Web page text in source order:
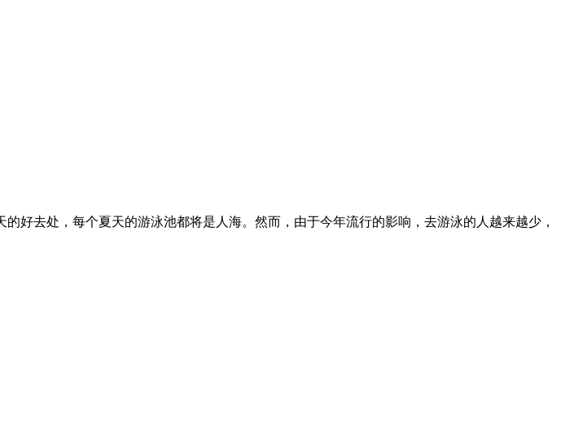
好去处，每个夏天的游泳池都将是人海。然而，由于今年流行的影响，去游泳的人越来越少，